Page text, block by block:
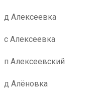
д Алексеевка
с Алексеевка
п Алексеевский
д Алёновка